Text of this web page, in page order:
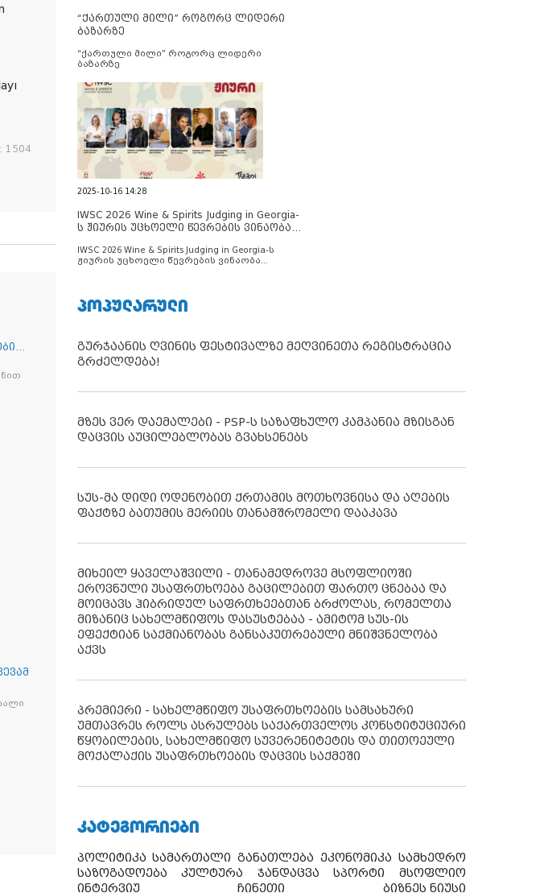
1504
“ქართული მილი” როგორც ლიდერი
ბაზარზე
“ქართული მილი” როგორც ლიდერი
ბაზარზე
2025-10-16 14:28
IWSC 2026 Wine & Spirits Judging in Georgia-
ს ჟიურის უცხოელი წევრების ვინაობა
IWSC 2026 Wine & Spirits Judging in Georgia-ს
ჟიურის უცხოელი წევრების ვინაობა
ᲞᲝᲞᲣᲚᲐᲠᲣᲚᲘ
გურჯაანის ღვინის ფესტივალზე მეღვინეთა რეგისტრაცია
გრძელდება!
მზეს ვერ დაემალები - PSP-ს საზაფხულო კამპანია მზისგან
დაცვის აუცილებლობას გვახსენებს
სუს-მა დიდი ოდენობით ქრთამის მოთხოვნისა და აღების
ფაქტზე ბათუმის მერიის თანამშრომელი დააკავა
მიხეილ ყაველაშვილი - თანამედროვე მსოფლიოში
ეროვნული უსაფრთხოება გაცილებით ფართო ცნებაა და
მოიცავს ჰიბრიდულ საფრთხეებთან ბრძოლას, რომელთა
მიზანიც სახელმწიფოს დასუსტებაა - ამიტომ სუს-ის
ეფექტიან საქმიანობას განსაკუთრებული მნიშვნელობა
აქვს
პრემიერი - სახელმწიფო უსაფრთხოების სამსახური
უმთავრეს როლს ასრულებს საქართველოს კონსტიტუციური
წყობილების, სახელმწიფო სუვერენიტეტის და თითოეული
მოქალაქის უსაფრთხოების დაცვის საქმეში
ᲙᲐᲢᲔᲒᲝᲠᲘᲔᲑᲘ
პოლიტიკა სამართალი განათლება ეკონომიკა სამხედრო
საზოგადოება
კულტურა ჯანდაცვა სპორტი
მსოფლიო
ინტერვიუ
ჩინეთი ბიზნეს ნიუსი